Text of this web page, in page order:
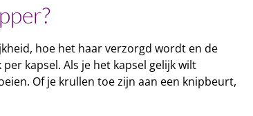
hoe het haar verzorgd wordt en de
kapsel. Als je het kapsel gelijk wilt
Of je krullen toe zijn aan een knipbeurt,